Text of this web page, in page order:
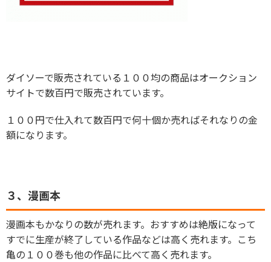
ダイソーで販売されている１００均の商品はオークション
サイトで数百円で販売されています。
１００円で仕入れて数百円で何十個か売ればそれなりの金
額になります。
３、漫画本
漫画本もかなりの数が売れます。おすすめは絶版になって
すでに生産が終了している作品などは高く売れます。こち
亀の１００巻も他の作品に比べて高く売れます。